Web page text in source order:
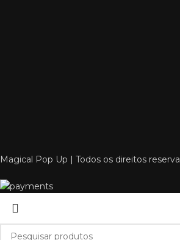
Magical Pop Up | Todos os direitos